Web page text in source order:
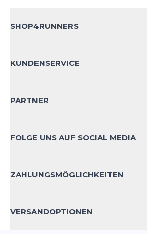
SHOP4RUNNERS
KUNDENSERVICE
KONTAKT
PRODUKTSICHERHEIT
PARTNER
FOLGE UNS AUF SOCIAL MEDIA
ZAHLUNGSMÖGLICHKEITEN
VERSANDOPTIONEN